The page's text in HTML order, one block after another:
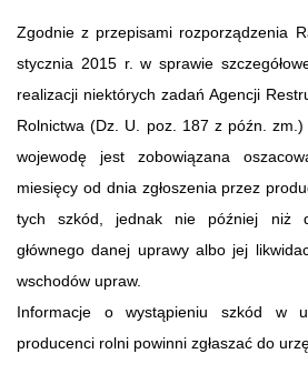
Zgodnie z przepisami rozporządzenia
stycznia 2015 r. w sprawie
realizacji niektórych zadań Agencji
Rolnictwa (Dz. U. poz. 187 z późn. zm.)
wojewodę jest zobowiązana
miesięcy od dnia zgłoszenia przez
tych szkód, jednak nie później niż
głównego danej uprawy albo jej
wschodów upraw.
Informacje o wystąpieniu szkód w
producenci rolni powinni zgłaszać do